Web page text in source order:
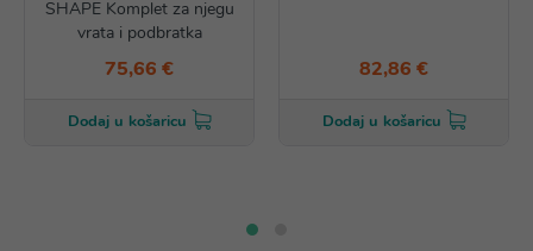
SHAPE Komplet za njegu
vrata i podbratka
75,66 €
Dodaj u košaricu
82,86 €
Dodaj u košaricu